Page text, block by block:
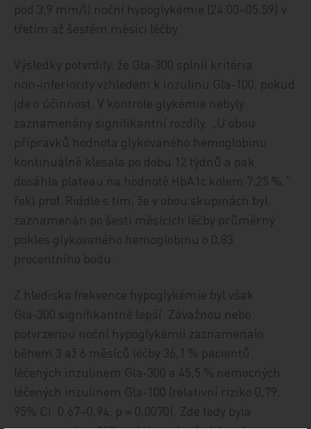
pod 3,9 mm/l) noční hypoglykémie (24:00–05:59) v
třetím až šestém měsíci léčby.
Výsledky potvrdily, že Gla‑300 splnil kritéria
non‑inferiority vzhledem k inzulinu Gla‑100, pokud
jde o účinnost. V kontrole glykémie nebyly
zaznamenány signifikantní rozdíly. „U obou
přípravků hodnota glykovaného hemoglobinu
kontinuálně klesala po dobu 12 týdnů a pak
dosáhla plateau na hodnotě HbA1c kolem 7,25 %,“
řekl prof. Riddle s tím, že v obou skupinách byl
zaznamenán po šesti měsících léčby průměrný
pokles glykovaného hemoglobinu o 0,83
procentního bodu.
Z hlediska frekvence hypoglykémie byl však
Gla‑300 signifikantně lepší. Závažnou nebo
potvrzenou noční hypoglykémii zaznamenalo
během 3 až 6 měsíců léčby 36,1 % pacientů
léčených inzulinem Gla‑300 a 45,5 % nemocných
léčených inzulinem Gla‑100 (relativní riziko 0,79;
95% CI: 0,67–0,94; p = 0,0070). Zde tedy byla